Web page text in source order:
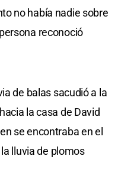
no había nadie sobre
reconoció
de balas sacudió a la
la casa de David
se encontraba en el
lluvia de plomos